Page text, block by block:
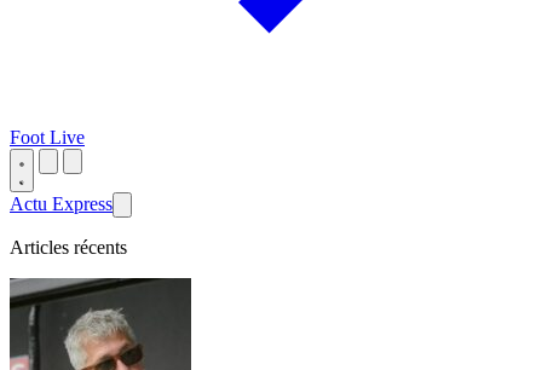
Foot Live
Actu Express
Articles récents